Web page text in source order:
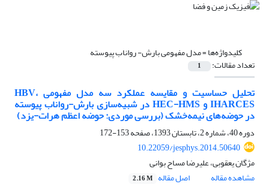
کلیدواژه‌ها =مدل مفهومی بارش- رواناب پیوسته
تعداد مقالات: 1
تحلیل حساسیت و مقایسه عملکرد سه مدل مفهومی HBV،
IHARCES و HEC-HMS در شبیه‌سازی بارش-رواناب پیوسته
در حوضه‌‌های نیمه‌خشک (بررسی موردی: حوضه اعظم هرات-یزد)
دوره 40، شماره 2، تابستان 1393، صفحه
153-172
10.22059/jesphys.2014.50640
مژگان یعقوبی، علیرضا مساح بوانی
مشاهده مقاله
اصل مقاله 2.16 M